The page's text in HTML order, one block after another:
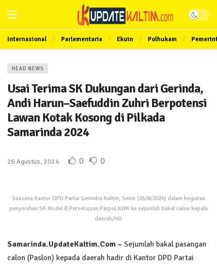
Internasional Parlementaria Ekuin Polhukam
HEAD NEWS
Usai Terima SK Dukungan dari Gerinda,
Andi Harun–Saefuddin Zuhri Berpotensi
Lawan Kotak Kosong di Pilkada
Samarinda 2024
26 Agustus, 2024 0 0
Suasana Kantor DPD Partai Gerindra Kaltim, Senin (26/8/2024) dalam kegiatan
penyerahan SK Model B.Persetujuan.Parpol.KWK ke sejumlah bakal calon kepala
daerah/HO
Samarinda.UpdateKaltim.Com – Sejumlah bakal pasangan
calon (Paslon) kepada daerah hadir di Kantor DPD Partai